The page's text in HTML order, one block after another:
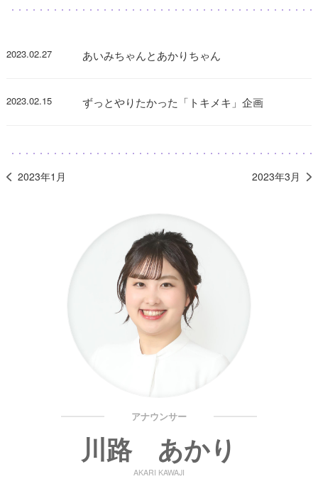
2023.02.27 あいみちゃんとあかりちゃん
2023.02.15 ずっとやりたかった「トキメキ」企画
2023年1月 2023年3月
アナウンサー
川路 あかり
AKARI KAWAJI